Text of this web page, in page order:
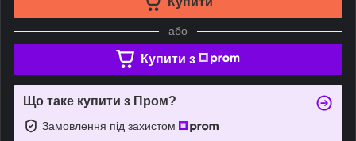
або
Купити з
Що таке купити з Пром?
Замовлення під захистом